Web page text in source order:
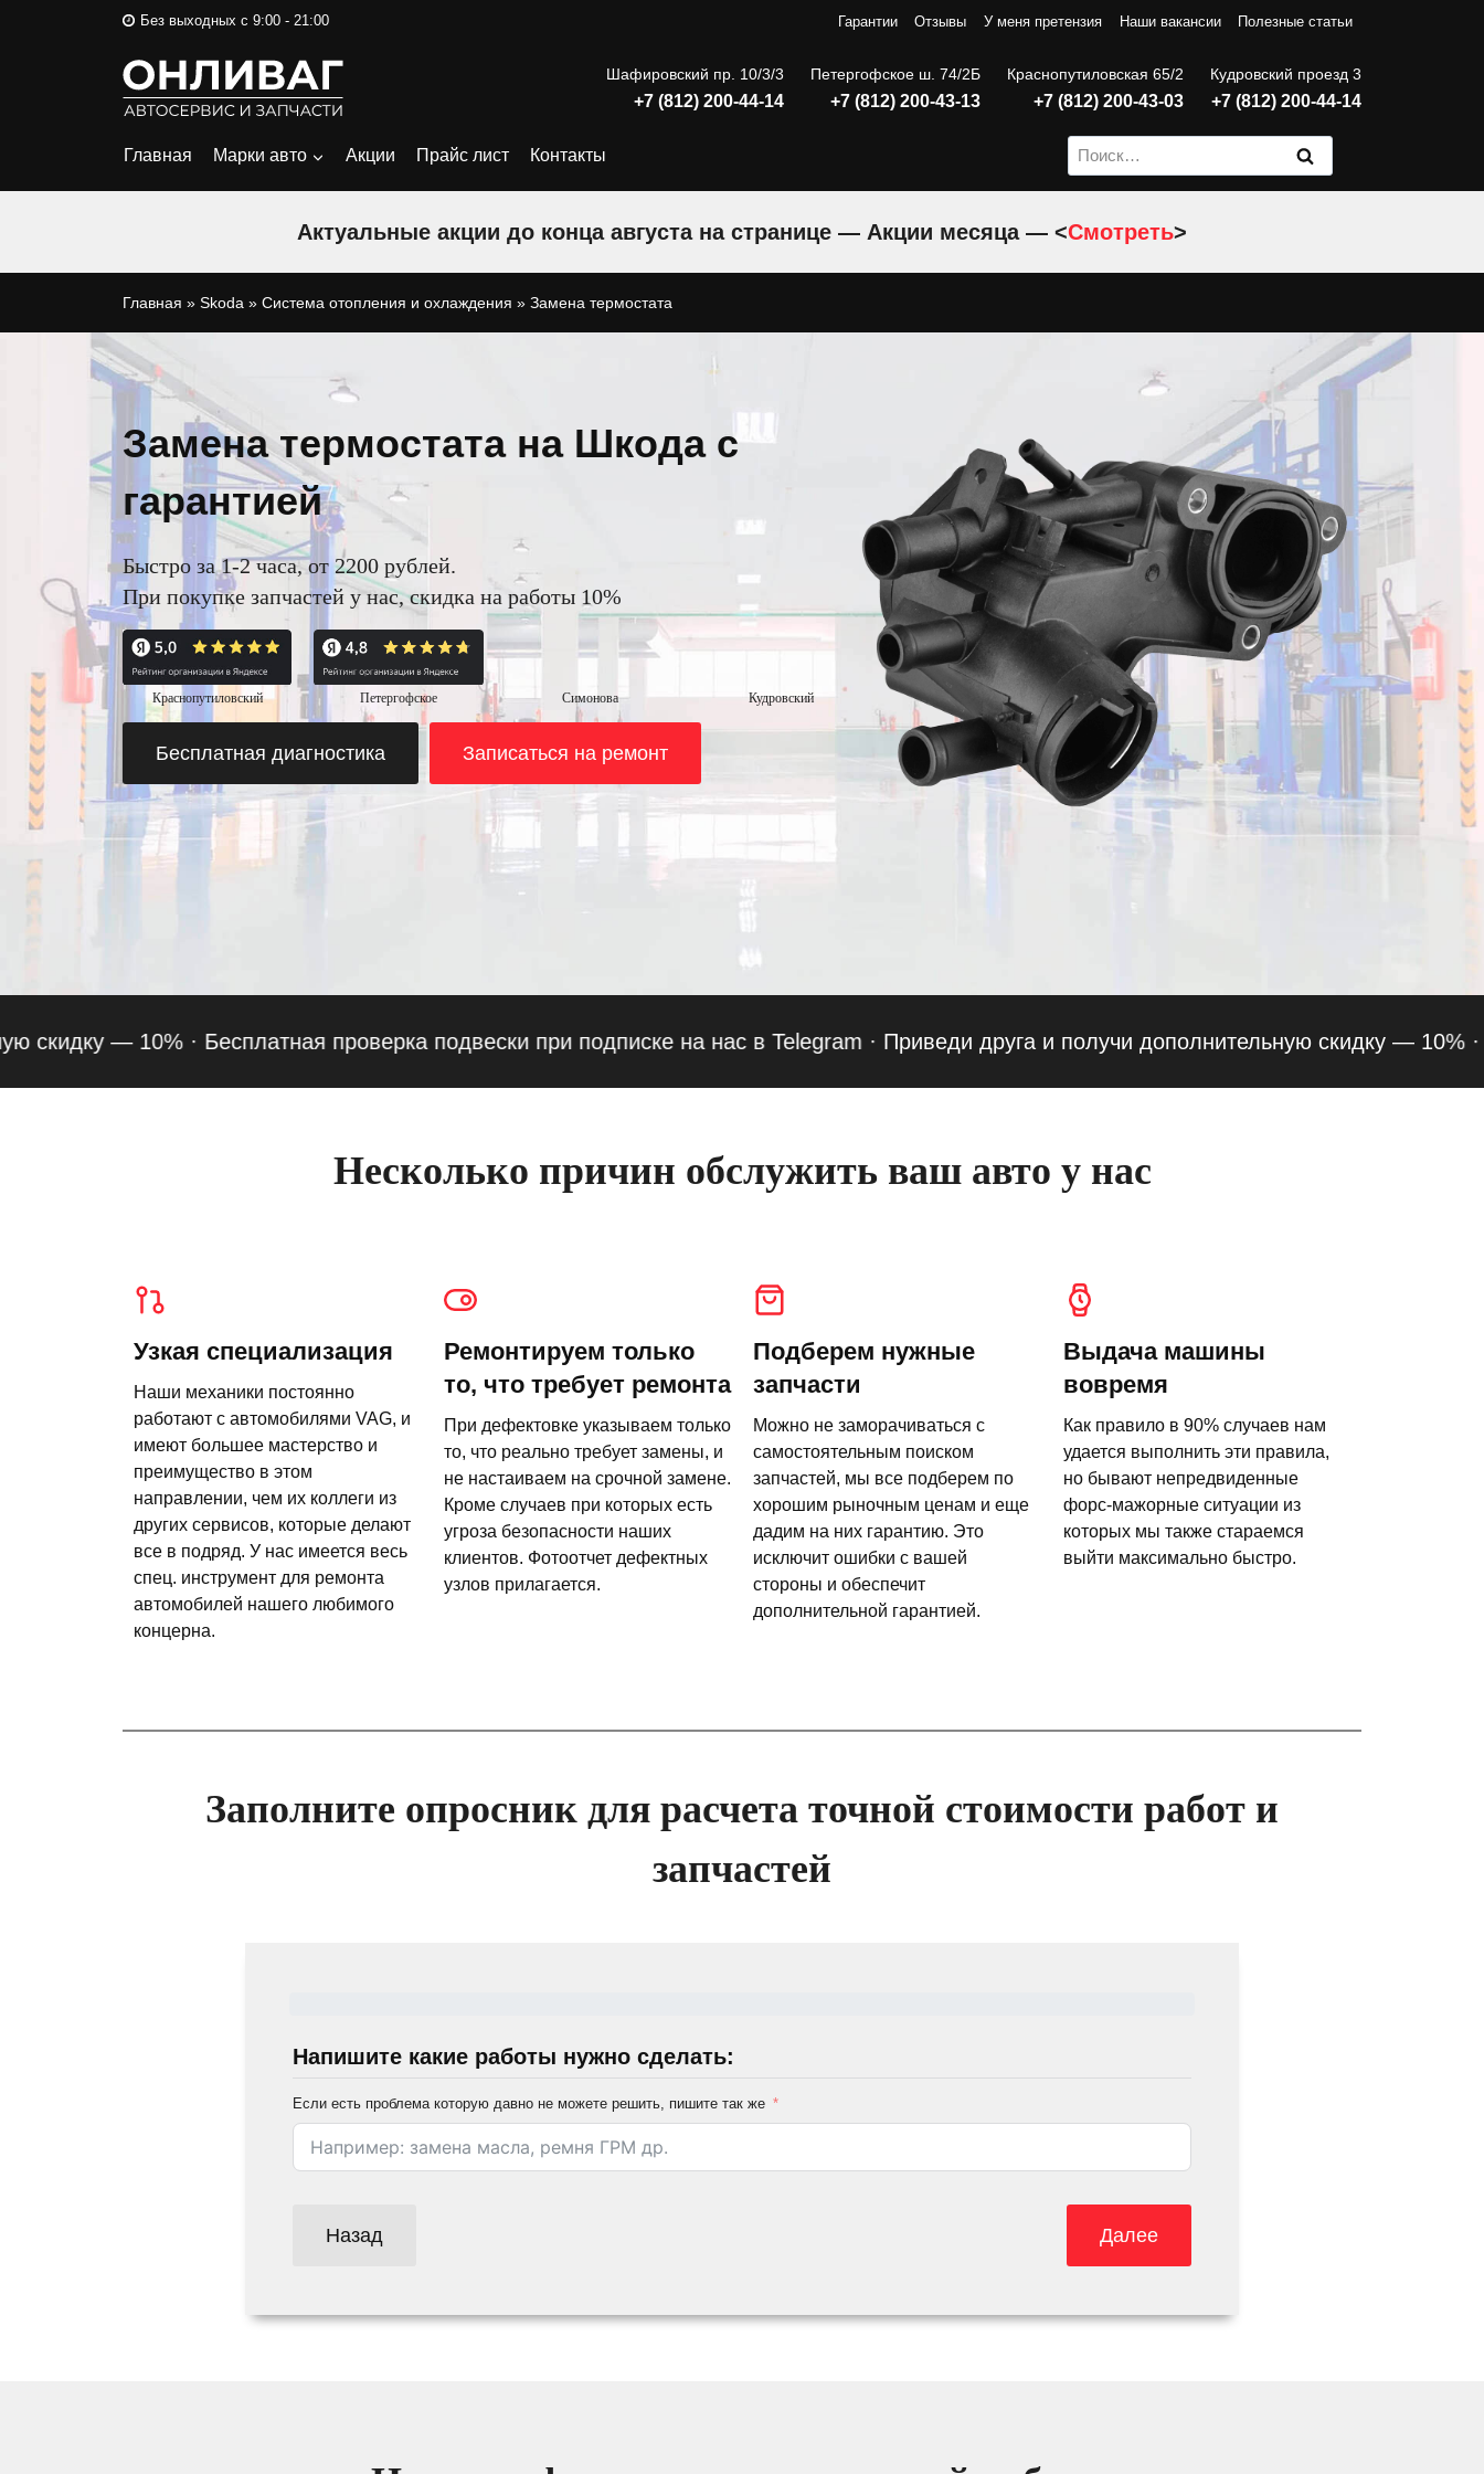
Без выходных с 9:00 - 21:00 Гарантии Отзывы У меня претензия Наши вакансии Полезные статьи
Шафировский пр. 10/3/3
+7 (812) 200-44-14
Петергофское ш. 74/2Б
+7 (812) 200-43-13
Краснопутиловская 65/2
+7 (812) 200-43-03
Кудровский проезд 3
+7 (812) 200-44-14
Главная Марки авто Акции Прайс лист Контакты Найти:
Актуальные акции до конца августа на странице — Акции месяца — <Смотреть>
Главная » Skoda » Система отопления и охлаждения » Замена термостата
Замена термостата на Шкода с
гарантией
Быстро за 1-2 часа, от 2200 рублей.
При покупке запчастей у нас, скидка на работы 10%
Краснопутиловский Петергофское Симонова Кудровский
Бесплатная диагностика Записаться на ремонт
— 10% · Бесплатная проверка подвески при подписке на нас в Telegram · Приведи друга и получи дополнительную скидку — 10% ·
Несколько причин обслужить ваш авто у нас
Узкая специализация
Наши механики постоянно
работают с автомобилями VAG, и
имеют большее мастерство и
преимущество в этом
направлении, чем их коллеги из
других сервисов, которые делают
все в подряд. У нас имеется весь
спец. инструмент для ремонта
автомобилей нашего любимого
концерна.
Ремонтируем только
то, что требует ремонта
При дефектовке указываем только
то, что реально требует замены, и
не настаиваем на срочной замене.
Кроме случаев при которых есть
угроза безопасности наших
клиентов. Фотоотчет дефектных
узлов прилагается.
Подберем нужные
запчасти
Можно не заморачиваться с
самостоятельным поиском
запчастей, мы все подберем по
хорошим рыночным ценам и еще
дадим на них гарантию. Это
исключит ошибки с вашей
стороны и обеспечит
дополнительной гарантией.
Выдача машины
вовремя
Как правило в 90% случаев нам
удается выполнить эти правила,
но бывают непредвиденные
форс-мажорные ситуации из
которых мы также стараемся
выйти максимально быстро.
Заполните опросник для расчета точной стоимости работ и
запчастей
Напишите какие работы нужно сделать:
Если есть проблема которую давно не можете решить, пишите так же
Назад Далее